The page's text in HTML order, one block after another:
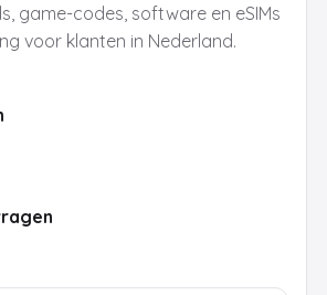
game-codes, software en eSIMs
voor klanten in Nederland.